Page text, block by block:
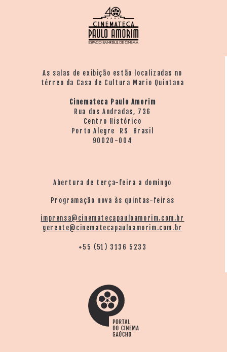
As salas de exibição estão localizadas no
térreo da Casa de Cultura Mario Quintana
Cinemateca Paulo Amorim
Rua dos Andradas, 736
Centro Histórico
Porto Alegre RS Brasil
90020-004
Abertura de terça-feira a domingo
Programação nova às quintas-feiras
imprensa@cinematecapauloamorim.com.br
gerente@cinematecapauloamorim.com.br
+55 (51) 3136 5233